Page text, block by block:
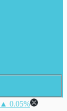
▲ 0.05%